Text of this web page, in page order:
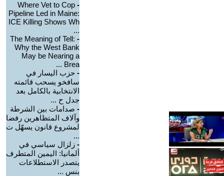
-
Where Vet to Cop
Pipeline Led in Maine:
ICE Killing Shows Wh
...
-
The Meaning of Tell:
Why the West Bank
May be Nearing a
Brea ...
- حزب اليسار في
سافخو يسحب قائمته
الانتخابية بالكامل بعد
جدل ح ...
- صدامات بين الشرطة
وآلاف المتظاهرين رفضا
لمشروع قانون يسهّل ت
...
- زلزال سياسي في
ألمانيا: اليمين المتطرف
يتصدر الاستطلاعات
بنس ...